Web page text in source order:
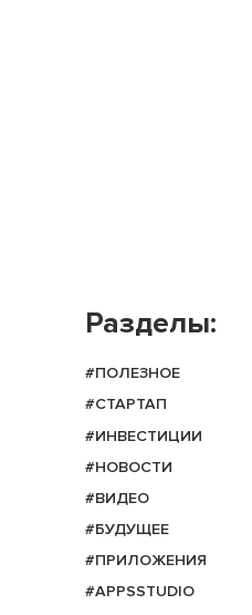
Разделы:
#ПОЛЕЗНОЕ
#СТАРТАП
#ИНВЕСТИЦИИ
#НОВОСТИ
#ВИДЕО
#БУДУЩЕЕ
#ПРИЛОЖЕНИЯ
#APPSSTUDIO